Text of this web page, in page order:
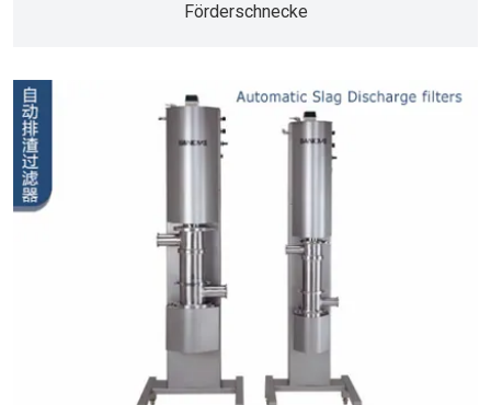
Förderschnecke